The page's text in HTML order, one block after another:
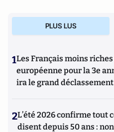
PLUS LUS
1Les Français moins
européenne pour la 3e
ira le grand déclassement
2L’été 2026 confirme tout
disent depuis 50 ans :